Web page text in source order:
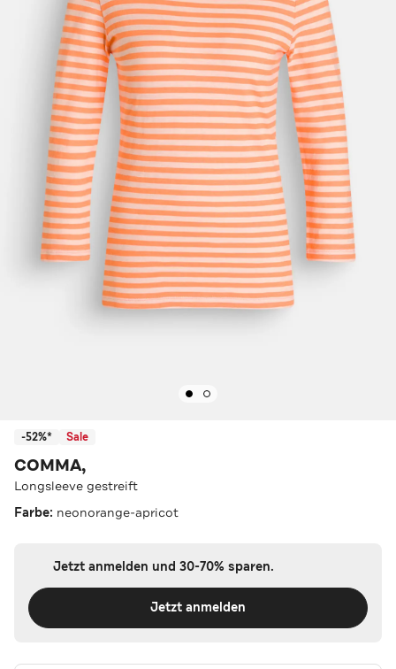
-52%* Sale
COMMA,
Longsleeve gestreift
Farbe: neonorange-apricot
Jetzt anmelden und 30-70% sparen.
Jetzt anmelden